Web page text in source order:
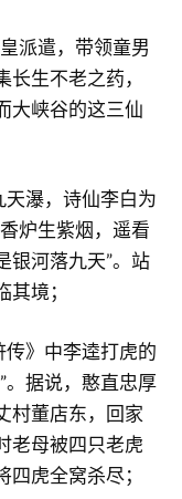
派遣，带领童男
生不老之药，
大峡谷的这三仙
天瀑，诗仙李白为
炉生紫烟，遥看
银河落九天”。站
境；
传》中李逵打虎的
。据说，憨直忠厚
村董店东，回家
老母被四只老虎
虎全窝杀尽；